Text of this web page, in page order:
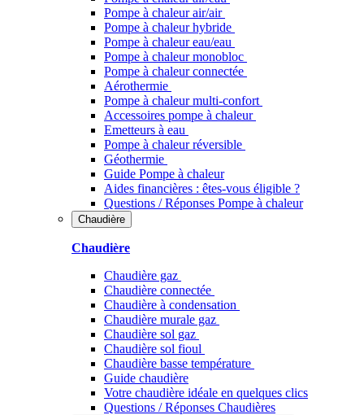
Pompe à chaleur air/air
Pompe à chaleur hybride
Pompe à chaleur​ eau/eau
Pompe à chaleur monobloc
Pompe à chaleur connectée
Aérothermie
Pompe à chaleur multi-confort
Accessoires pompe à chaleur
Emetteurs à eau
Pompe à chaleur réversible
Géothermie
Guide Pompe à chaleur
Aides financières : êtes-vous éligible ?
Questions / Réponses Pompe à chaleur
Chaudière
Chaudière
Chaudière gaz
Chaudière connectée
Chaudière à condensation
Chaudière murale gaz
Chaudière sol gaz
Chaudière sol fioul
Chaudière basse température
Guide chaudière
Votre chaudière idéale en quelques clics
Questions / Réponses Chaudières